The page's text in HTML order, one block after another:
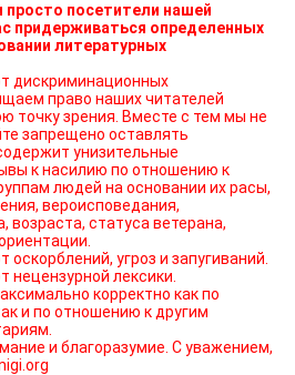
посетители нашей
придерживаться определенных
литературных
дискриминационных
точку зрения. Вместе с тем мы не
запрещено оставлять
унизительные
к насилию по отношению к
людей на основании их расы,
вероисповедания,
возраста, статуса ветерана,
оскорблений, угроз и запугиваний.
нецензурной лексики.
корректно как по
и по отношению к другим
и благоразумие. С уважением,